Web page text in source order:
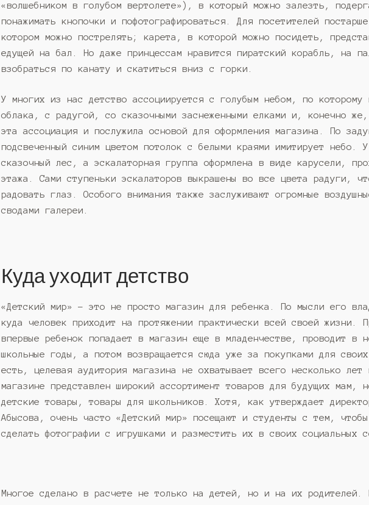
«волшебником в голубом вертолете»), в который можно залезть,
понажимать кнопочки и пофотографироваться. Для посетителей
котором можно пострелять; карета, в которой можно посидеть,
едущей на бал. Но даже принцессам нравится пиратский корабль, на
взобраться по канату и скатиться вниз с горки.
У многих из нас детство ассоциируется с голубым небом, по которому
облака, с радугой, со сказочными заснеженными елками и, конечно
эта ассоциация и послужила основой для оформления магазина. По
подсвеченный синим цветом потолок с белыми краями имитирует небо.
сказочный лес, а эскалаторная группа оформлена в виде карусели,
этажа. Сами ступеньки эскалаторов выкрашены во все цвета радуги,
радовать глаз. Особого внимания также заслуживают огромные
сводами галереи.
Куда уходит детство
«Детский мир» – это не просто магазин для ребенка. По мысли его
куда человек приходит на протяжении практически всей своей жизни.
впервые ребенок попадает в магазин еще в младенчестве, проводит в
школьные годы, а потом возвращается сюда уже за покупками для
есть, целевая аудитория магазина не охватывает всего несколько
магазине представлен широкий ассортимент товаров для будущих мам,
детские товары, товары для школьников. Хотя, как утверждает
Абысова, очень часто «Детский мир» посещают и студенты с тем,
сделать фотографии с игрушками и разместить их в своих социальных
Многое сделано в расчете не только на детей, но и на их родителей.